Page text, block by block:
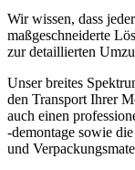
Wir wissen, dass
maßgeschneiderte
zur detaillierten
Unser breites
den Transport Ihrer
auch einen
-demontage sowie
und